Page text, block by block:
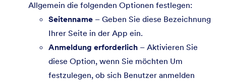
Allgemein die folgenden Optionen festlegen:
Seitenname – Geben Sie diese Bezeichnung
Ihrer Seite in der App ein.
Anmeldung erforderlich – Aktivieren Sie
diese Option, wenn Sie möchten Um
festzulegen, ob sich Benutzer anmelden